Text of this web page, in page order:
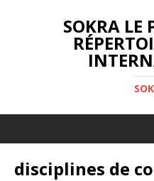
SOKRA LE
disciplines de